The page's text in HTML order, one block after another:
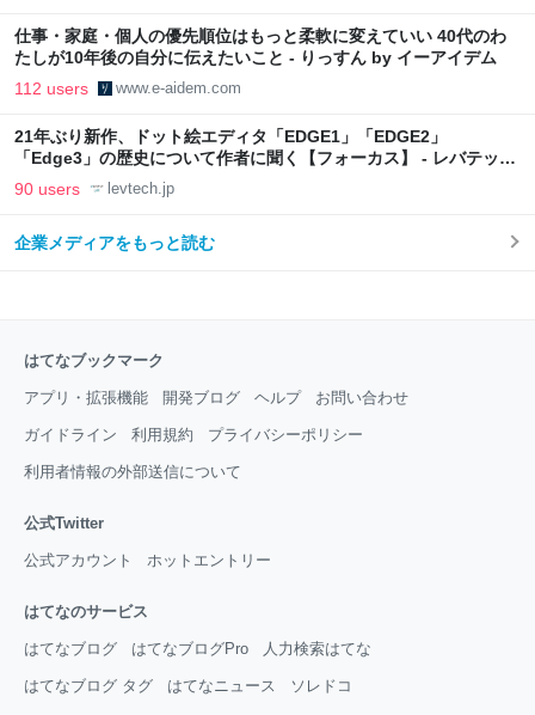
仕事・家庭・個人の優先順位はもっと柔軟に変えていい 40代のわ
たしが10年後の自分に伝えたいこと - りっすん by イーアイデム
112 users www.e-aidem.com
21年ぶり新作、ドット絵エディタ「EDGE1」「EDGE2」
「Edge3」の歴史について作者に聞く【フォーカス】 - レバテック
LAB
90 users levtech.jp
企業メディアをもっと読む
はてなブックマーク
アプリ・拡張機能 開発ブログ ヘルプ お問い合わせ
ガイドライン 利用規約 プライバシーポリシー
利用者情報の外部送信について
公式Twitter
公式アカウント ホットエントリー
はてなのサービス
はてなブログ はてなブログPro 人力検索はてな
はてなブログ タグ はてなニュース ソレドコ